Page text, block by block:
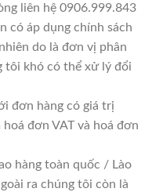
liên hệ 0906.999.843
có áp dụng chính sách
do là đơn vị phân
tôi khó có thể xử lý đổi
đơn hàng có giá trị
đơn VAT và hoá đơn
hàng toàn quốc / Lào
ra chúng tôi còn là